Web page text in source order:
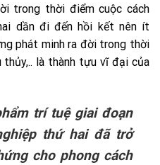
trong thời điểm cuộc cách
dần đi đến hồi kết nên ít
phát minh ra đời trong thời
là thành tựu vĩ đại của
trí tuệ giai đoạn
thứ hai đã trở
cho phong cách